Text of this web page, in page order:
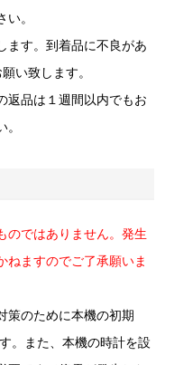
。
ます。到着品に不良があ
い致します。
返品は１週間以内でもお
のではありません。発生
ねますのでご了承願いま
策のために本機の初期
。また、本機の時計を設